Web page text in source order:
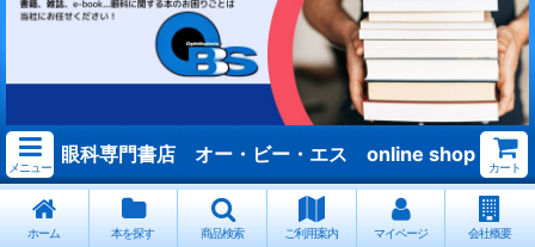
メニュー
眼科専門書店 オー・ビー・エス online shop
カート
ホーム 本を探す 商品検索 ご利用案内 マイページ 会社概要